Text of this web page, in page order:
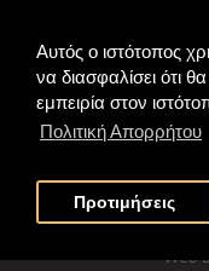
Αυτός ο ιστότοπος
να διασφαλίσει ότι
εμπειρία στον
Πολιτική Απορρήτου
Προτιμήσεις
© kosmimata-
Web